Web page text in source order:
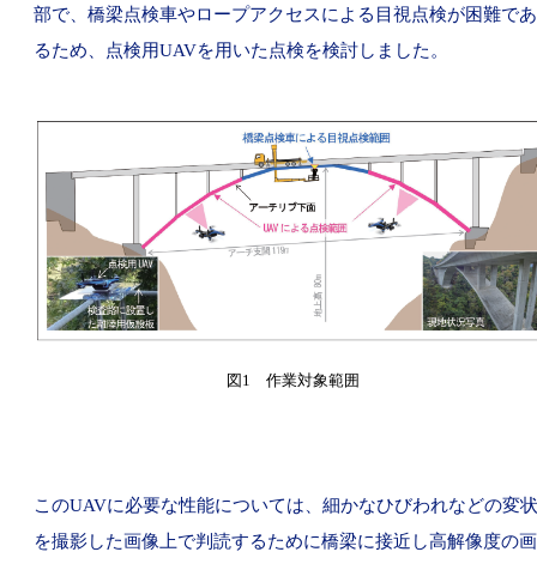
部で、橋梁点検車やロープアクセスによる目視点検が困難であ
るため、点検用UAVを用いた点検を検討しました。
図1 作業対象範囲
このUAVに必要な性能については、細かなひびわれなどの変状
を撮影した画像上で判読するために橋梁に接近し高解像度の画